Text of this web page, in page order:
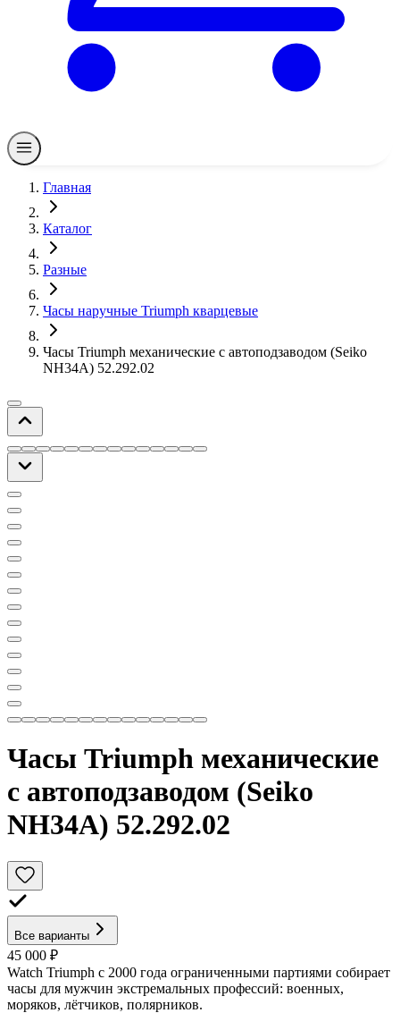
Главная
Каталог
Разные
Часы наручные Triumph кварцевые
Часы Triumph механические с автоподзаводом (Seiko
NH34A) 52.292.02
Часы Triumph механические
с автоподзаводом (Seiko
NH34A) 52.292.02
Все варианты
45 000 ₽
Watch Triumph с 2000 года ограниченными партиями собирает
часы для мужчин экстремальных профессий: военных,
моряков, лётчиков, полярников.